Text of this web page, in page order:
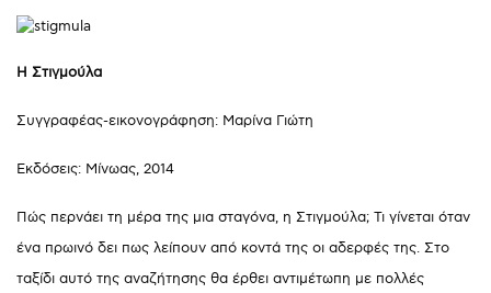
Η Στιγμούλα
Συγγραφέας-εικονογράφηση: Μαρίνα Γιώτη
Εκδόσεις: Μίνωας, 2014
Πώς περνάει τη μέρα της μια σταγόνα, η Στιγμούλα; Τι γίνεται όταν
ένα πρωινό δει πως λείπουν από κοντά της οι αδερφές της. Στο
ταξίδι αυτό της αναζήτησης θα έρθει αντιμέτωπη με πολλές